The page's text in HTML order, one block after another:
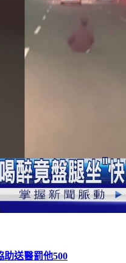
送醫罰他500